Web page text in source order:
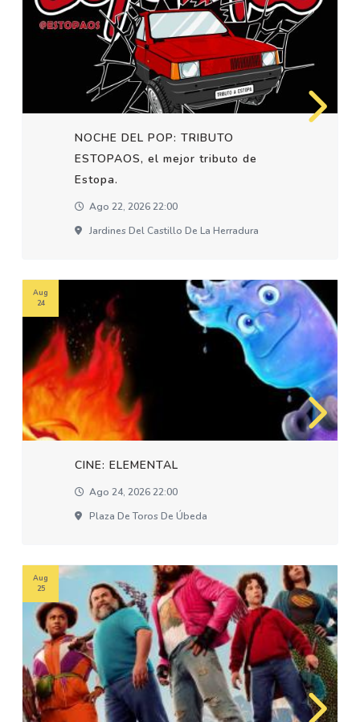
NOCHE DEL POP: TRIBUTO
ESTOPAOS, el mejor tributo de
Estopa.
Ago 22, 2026 22:00
Jardines Del Castillo De La Herradura
CINE: ELEMENTAL
Ago 24, 2026 22:00
Plaza De Toros De Úbeda
Aug
24
Aug
25